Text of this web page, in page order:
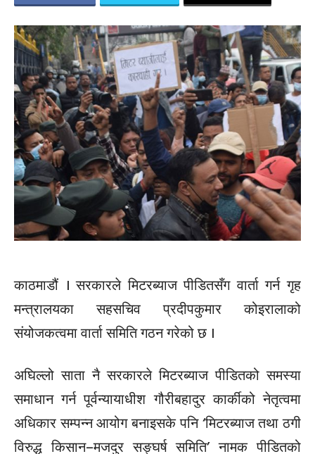
काठमाडौं । सरकारले मिटरब्याज पीडितसँग वार्ता गर्न गृह
मन्त्रालयका सहसचिव प्रदीपकुमार कोइरालाको
संयोजकत्वमा वार्ता समिति गठन गरेको छ ।
अघिल्लो साता नै सरकारले मिटरब्याज पीडितको समस्या
समाधान गर्न पूर्वन्यायाधीश गौरीबहादुर कार्कीको नेतृत्वमा
अधिकार सम्पन्न आयोग बनाइसके पनि ‘मिटरब्याज तथा ठगी
विरुद्ध किसान–मजदुर सङ्घर्ष समिति’ नामक पीडितको